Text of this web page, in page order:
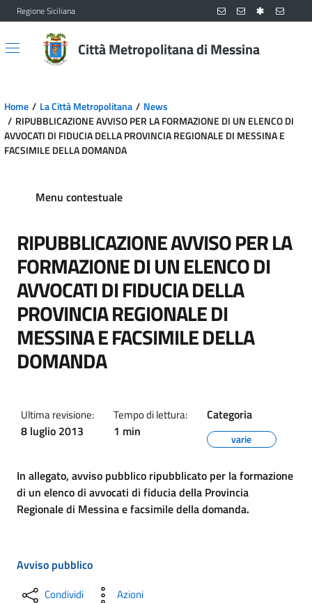
Vai al contenuto principale
Vai al menu principale
Regione Siciliana
Città Metropolitana di Messina
Home La Città Metropolitana
News
RIPUBBLICAZIONE AVVISO PER LA FORMAZIONE DI UN ELENCO DI
AVVOCATI DI FIDUCIA DELLA PROVINCIA REGIONALE DI MESSINA E
FACSIMILE DELLA DOMANDA
Menu contestuale
RIPUBBLICAZIONE AVVISO PER LA
FORMAZIONE DI UN ELENCO DI
AVVOCATI DI FIDUCIA DELLA
PROVINCIA REGIONALE DI
MESSINA E FACSIMILE DELLA
DOMANDA
Ultima revisione:
8 luglio 2013
Tempo di lettura:
1 min
Categoria
varie
In allegato, avviso pubblico ripubblicato per la formazione
di un elenco di avvocati di fiducia della Provincia
Regionale di Messina e facsimile della domanda.
Avviso pubblico
Condividi Azioni